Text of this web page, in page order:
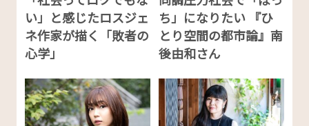
い」と感じたロスジェ
ネ作家が描く「敗者の
心学」
ち」になりたい 『ひ
とり空間の都市論』南
後由和さん